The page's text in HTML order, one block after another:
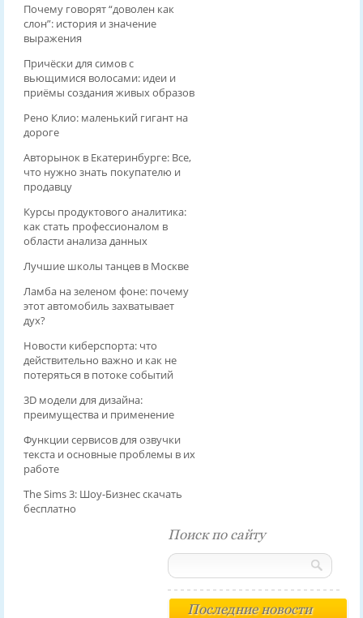
Почему говорят “доволен как
слон”: история и значение
выражения
Причёски для симов с
вьющимися волосами: идеи и
приёмы создания живых образов
Рено Клио: маленький гигант на
дороге
Авторынок в Екатеринбурге: Все,
что нужно знать покупателю и
продавцу
Курсы продуктового аналитика:
как стать профессионалом в
области анализа данных
Лучшие школы танцев в Москве
Ламба на зеленом фоне: почему
этот автомобиль захватывает
дух?
Новости киберспорта: что
действительно важно и как не
потеряться в потоке событий
3D модели для дизайна:
преимущества и применение
Функции сервисов для озвучки
текста и основные проблемы в их
работе
The Sims 3: Шоу-Бизнес скачать
бесплатно
Поиск по сайту
Последние новости